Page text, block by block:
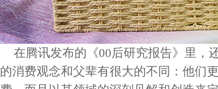
在腾讯发布的《00后研究报告》里，
的消费观念和父辈有很大的不同：他们